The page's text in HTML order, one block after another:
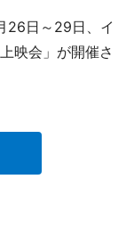
26日～29日、イ
映会」が開催さ